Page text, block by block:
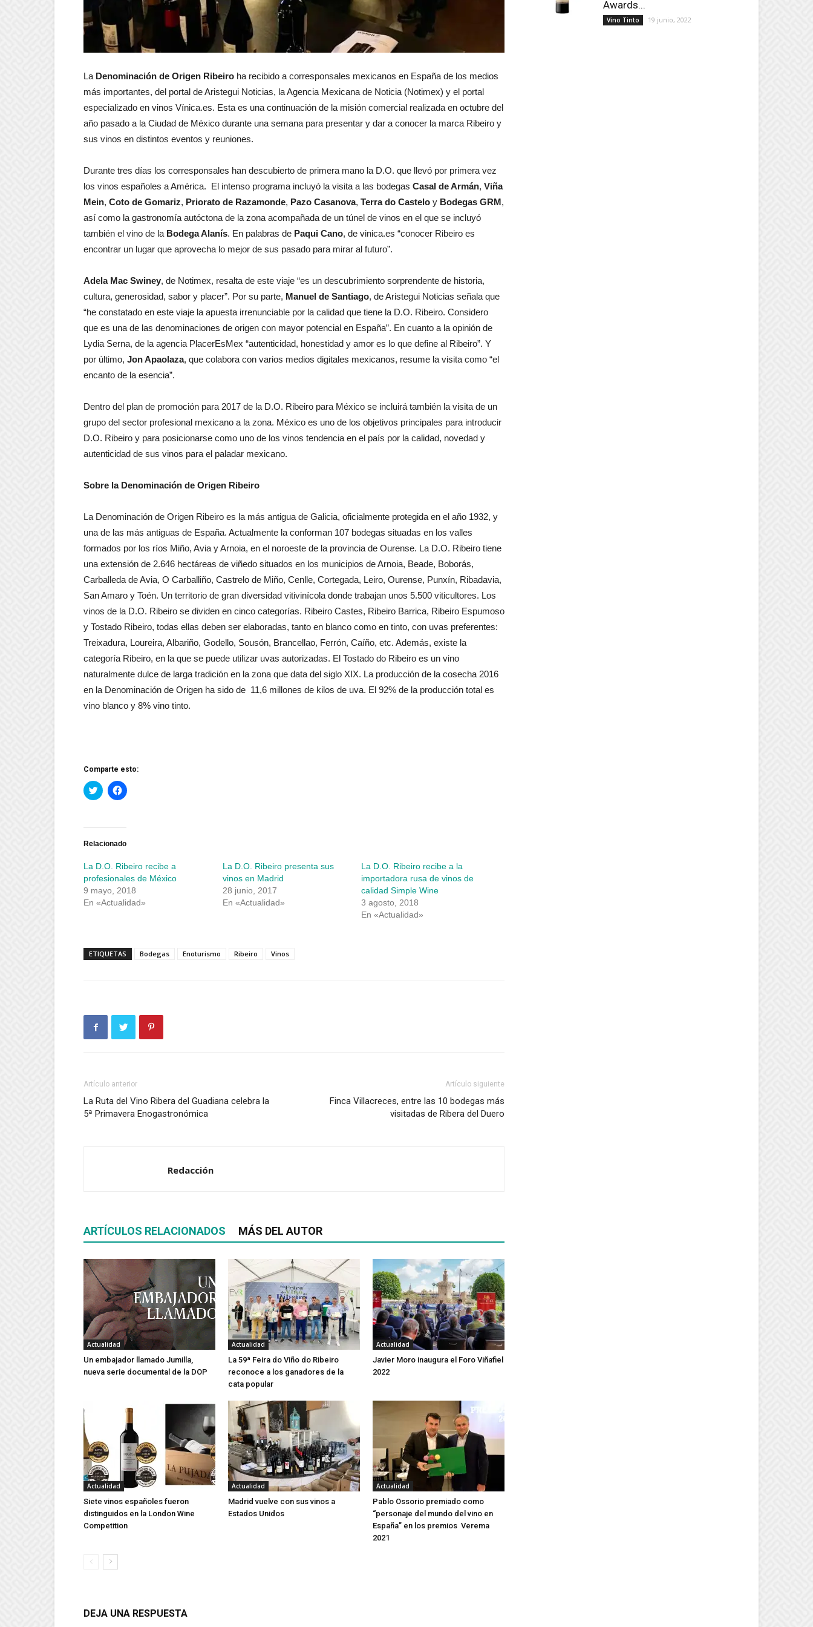
La Denominación de Origen Ribeiro ha recibido a corresponsales mexicanos en España de los medios
más importantes, del portal de Aristegui Noticias, la Agencia Mexicana de Noticia (Notimex) y el portal
especializado en vinos Vínica.es. Esta es una continuación de la misión comercial realizada en octubre del
año pasado a la Ciudad de México durante una semana para presentar y dar a conocer la marca Ribeiro y
sus vinos en distintos eventos y reuniones.
Durante tres días los corresponsales han descubierto de primera mano la D.O. que llevó por primera vez
los vinos españoles a América. El intenso programa incluyó la visita a las bodegas Casal de Armán, Viña
Mein, Coto de Gomariz, Priorato de Razamonde, Pazo Casanova, Terra do Castelo y Bodegas GRM,
así como la gastronomía autóctona de la zona acompañada de un túnel de vinos en el que se incluyó
también el vino de la Bodega Alanís. En palabras de Paqui Cano, de vinica.es “conocer Ribeiro es
encontrar un lugar que aprovecha lo mejor de sus pasado para mirar al futuro”.
Adela Mac Swiney, de Notimex, resalta de este viaje “es un descubrimiento sorprendente de historia,
cultura, generosidad, sabor y placer”. Por su parte, Manuel de Santiago, de Aristegui Noticias señala que
“he constatado en este viaje la apuesta irrenunciable por la calidad que tiene la D.O. Ribeiro. Considero
que es una de las denominaciones de origen con mayor potencial en España”. En cuanto a la opinión de
Lydia Serna, de la agencia PlacerEsMex “autenticidad, honestidad y amor es lo que define al Ribeiro”. Y
por último, Jon Apaolaza, que colabora con varios medios digitales mexicanos, resume la visita como “el
encanto de la esencia”.
Dentro del plan de promoción para 2017 de la D.O. Ribeiro para México se incluirá también la visita de un
grupo del sector profesional mexicano a la zona. México es uno de los objetivos principales para introducir
D.O. Ribeiro y para posicionarse como uno de los vinos tendencia en el país por la calidad, novedad y
autenticidad de sus vinos para el paladar mexicano.
Sobre la Denominación de Origen Ribeiro
La Denominación de Origen Ribeiro es la más antigua de Galicia, oficialmente protegida en el año 1932, y
una de las más antiguas de España. Actualmente la conforman 107 bodegas situadas en los valles
formados por los ríos Miño, Avia y Arnoia, en el noroeste de la provincia de Ourense. La D.O. Ribeiro tiene
una extensión de 2.646 hectáreas de viñedo situados en los municipios de Arnoia, Beade, Boborás,
Carballeda de Avia, O Carballiño, Castrelo de Miño, Cenlle, Cortegada, Leiro, Ourense, Punxín, Ribadavia,
San Amaro y Toén. Un territorio de gran diversidad vitivinícola donde trabajan unos 5.500 viticultores. Los
vinos de la D.O. Ribeiro se dividen en cinco categorías. Ribeiro Castes, Ribeiro Barrica, Ribeiro Espumoso
y Tostado Ribeiro, todas ellas deben ser elaboradas, tanto en blanco como en tinto, con uvas preferentes:
Treixadura, Loureira, Albariño, Godello, Sousón, Brancellao, Ferrón, Caíño, etc. Además, existe la
categoría Ribeiro, en la que se puede utilizar uvas autorizadas. El Tostado do Ribeiro es un vino
naturalmente dulce de larga tradición en la zona que data del siglo XIX. La producción de la cosecha 2016
en la Denominación de Origen ha sido de 11,6 millones de kilos de uva. El 92% de la producción total es
vino blanco y 8% vino tinto.
Comparte esto:
Haz
clic
Twitter
abre
ventana
nueva)
Haz
clic
Facebook
abre
ventana
nueva)
Relacionado
La D.O. Ribeiro recibe a
profesionales de México
9 mayo, 2018
En «Actualidad»
La D.O. Ribeiro presenta sus
vinos en Madrid
28 junio, 2017
En «Actualidad»
La D.O. Ribeiro recibe a la
importadora rusa de vinos de
calidad Simple Wine
3 agosto, 2018
En «Actualidad»
ETIQUETAS Bodegas Enoturismo Ribeiro Vinos
Artículo anterior
La Ruta del Vino Ribera del Guadiana celebra la
5ª Primavera Enogastronómica
Artículo siguiente
Finca Villacreces, entre las 10 bodegas más
visitadas de Ribera del Duero
Redacción
ARTÍCULOS RELACIONADOS MÁS DEL AUTOR
Actualidad
Un embajador llamado Jumilla,
nueva serie documental de la DOP
Actualidad
La 59ª Feira do Viño do Ribeiro
reconoce a los ganadores de la
cata popular
Actualidad
Javier Moro inaugura el Foro Viñafiel
2022
Actualidad
Siete vinos españoles fueron
distinguidos en la London Wine
Competition
Actualidad
Madrid vuelve con sus vinos a
Estados Unidos
Actualidad
Pablo Ossorio premiado como
“personaje del mundo del vino en
España” en los premios Verema
2021
DEJA UNA RESPUESTA
Awards...
Vino Tinto 19 junio, 2022